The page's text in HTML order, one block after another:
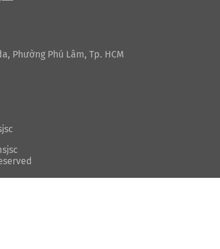
Phường Phú Lâm, Tp. HCM